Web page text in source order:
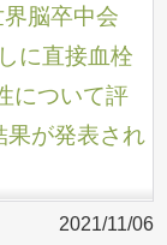
脳卒中会
に直接血栓
について評
果が発表され
2021/11/06